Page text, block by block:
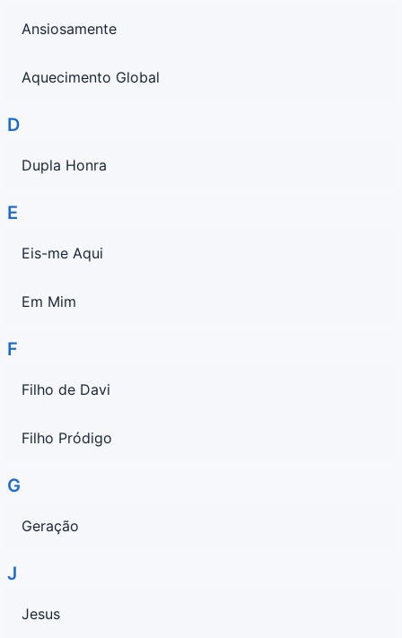
Ansiosamente
Aquecimento Global
D
Dupla Honra
E
Eis-me Aqui
Em Mim
F
Filho de Davi
Filho Pródigo
G
Geração
J
Jesus